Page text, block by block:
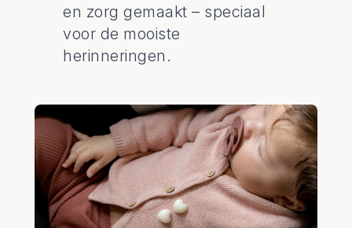
en zorg gemaakt – speciaal
voor de mooiste
herinneringen.